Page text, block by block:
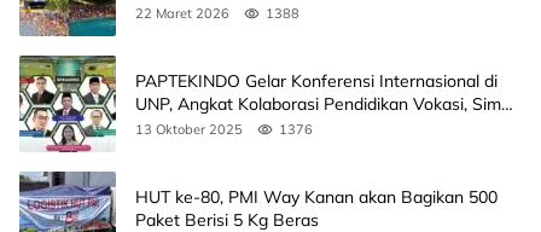
22 Maret 2026 1388
PAPTEKINDO Gelar Konferensi Internasional di
UNP, Angkat Kolaborasi Pendidikan Vokasi, Simak
Agendanya
13 Oktober 2025 1376
HUT ke-80, PMI Way Kanan akan Bagikan 500
Paket Berisi 5 Kg Beras